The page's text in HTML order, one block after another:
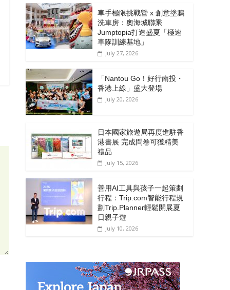
車手極限挑戰營 x 創意塗鴉
洗車房：奧海城聯乘
Jumptopia打造盛夏「極速
車隊訓練基地」
July 27, 2026
「Nantou Go！好行南投・
香港上線」盛大登場
July 20, 2026
日本國家旅遊局再度進駐香
港書展 完成問卷可獲精美
禮品
July 15, 2026
善用AI工具與孩子一起策劃
行程：Trip.com智能行程規
劃Trip.Planner輕鬆開展夏
日親子遊
July 10, 2026